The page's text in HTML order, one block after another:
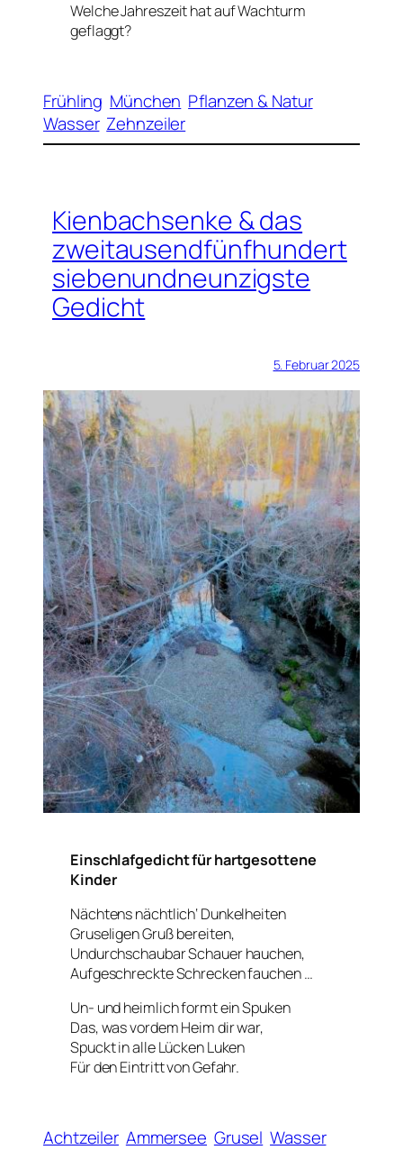
Welche Jahreszeit hat auf Wachturm
geflaggt?
Frühling München Pflanzen & Natur
Wasser Zehnzeiler
Kienbachsenke & das
zweitausendfünfhundert
siebenundneunzigste
Gedicht
5. Februar 2025
Einschlafgedicht für hartgesottene
Kinder
Nächtens nächtlich‘ Dunkelheiten
Gruseligen Gruß bereiten,
Undurchschaubar Schauer hauchen,
Aufgeschreckte Schrecken fauchen …
Un- und heimlich formt ein Spuken
Das, was vordem Heim dir war,
Spuckt in alle Lücken Luken
Für den Eintritt von Gefahr.
Achtzeiler Ammersee Grusel Wasser